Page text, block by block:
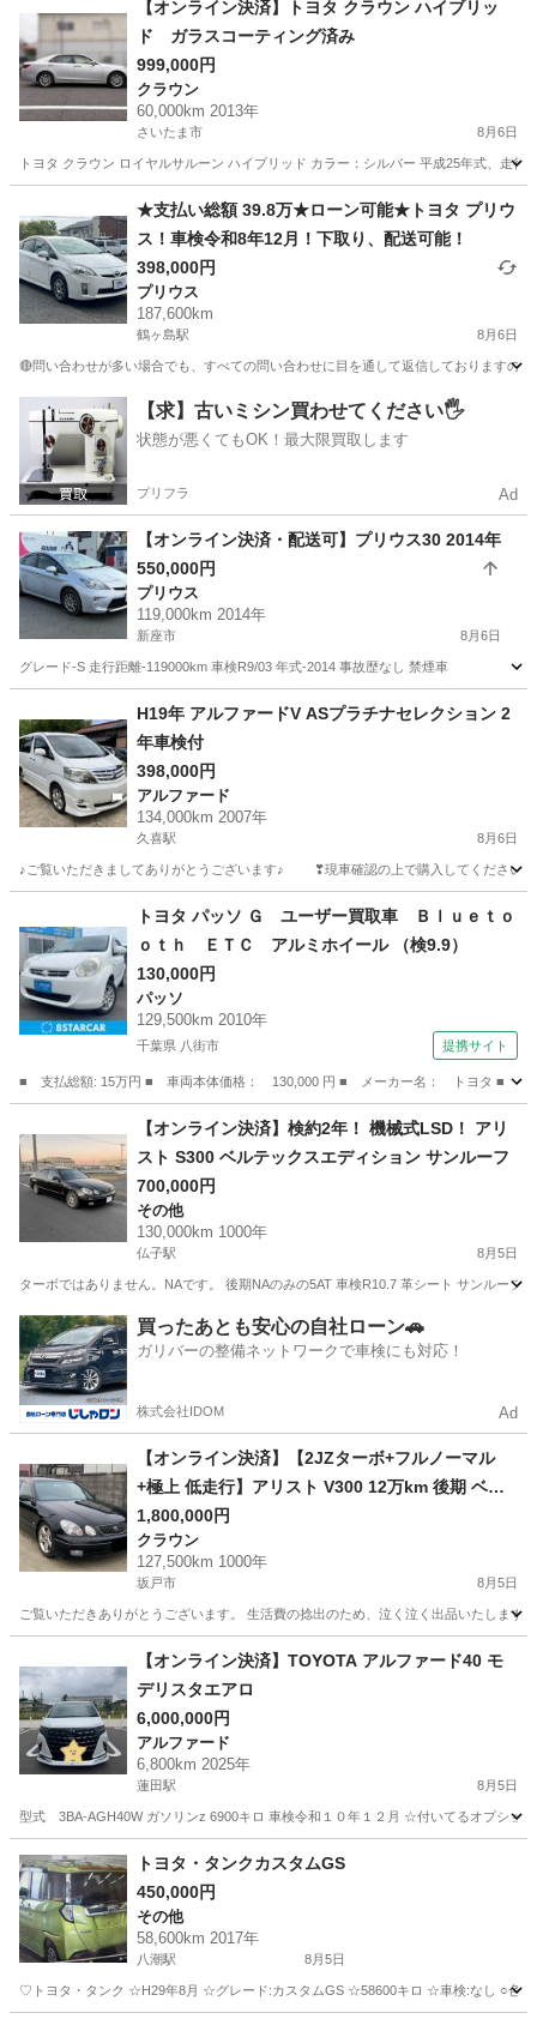
【オンライン決済】トヨタ クラウン ハイブリッ
ド ガラスコーティング済み
999,000円
クラウン
60,000km 2013年
さいたま市 8月6日
トヨタ クラウン ロイヤルサルーン ハイブリッド カラー：シルバー 平成25年式、走
さいたま市 クラウン ロイヤル
★支払い総額 39.8万★ローン可能★トヨタ プリウ
ス！車検令和8年12月！下取り、配送可能！
398,000円
プリウス
187,600km
鶴ヶ島駅 8月6日
🔴問い合わせが多い場合でも、すべての問い合わせに目を通して返信しております
埼玉 川越市 鶴ヶ島駅 プリウス 車両
【求】古いミシン買わせてください🖐️
状態が悪くてもOK！最大限買取します
プリフラ Ad
【オンライン決済・配送可】プリウス30 2014年
550,000円
プリウス
119,000km 2014年
新座市 8月6日
グレード-S 走行距離-119000km 車検R9/03 年式-2014 事故歴なし 禁煙車
プリウス
H19年 アルファードV ASプラチナセレクション 2
年車検付
398,000円
アルファード
134,000km 2007年
久喜駅 8月6日
♪ご覧いただきましてありがとうございます♪ ❣現車確認の上で購入してください❣
久喜駅 アルファード エンジン
トヨタ パッソ Ｇ ユーザー買取車 Ｂｌｕｅｔｏ
ｏｔｈ ＥＴＣ アルミホイール （検9.9）
130,000円
パッソ
129,500km 2010年
千葉県 八街市 提携サイト
■ 支払総額: 15万円 ■ 車両本体価格： 130,000 円 ■ メーカー名： トヨタ ■
パッソ
【オンライン決済】検約2年！ 機械式LSD！ アリ
スト S300 ベルテックスエディション サンルーフ
700,000円
その他
130,000km 1000年
仏子駅 8月5日
ターボではありません。NAです。 後期NAのみの5AT 車検R10.7 革シート サンルー
埼玉 入間市 仏子駅 その他 アリスト
買ったあとも安心の自社ローン🚗
ガリバーの整備ネットワークで車検にも対応！
株式会社IDOM Ad
【オンライン決済】【2JZターボ+フルノーマル
+極上 低走行】アリスト V300 12万km 後期 ベル
テックスエディション 純正ブラック タイベル交換
済 フルノーマル 機関良好 埼玉 5MT 6MT 載せ替
え JZX
1,800,000円
クラウン
127,500km 1000年
坂戸市 8月5日
ご覧いただきありがとうございます。 生活費の捻出のため、泣く泣く出品いたしま
クラウン 車両
【オンライン決済】TOYOTA アルファード40 モ
デリスタエアロ
6,000,000円
アルファード
6,800km 2025年
蓮田駅 8月5日
型式 3BA-AGH40W ガソリンz 6900キロ 車検令和１０年１２月 ☆付いてるオプショ
埼玉 蓮田市 蓮田駅 アルファード
トヨタ・タンクカスタムGS
450,000円
その他
58,600km 2017年
八潮駅 8月5日
♡トヨタ・タンク ☆H29年8月 ☆グレード:カスタムGS ☆58600キロ ☆車検:なし ○色